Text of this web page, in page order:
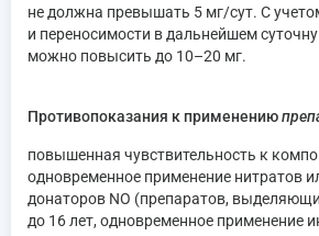
не должна превышать 5 мг/сут. С
и переносимости в дальнейшем
можно повысить до 10–20 мг.
Противопоказания к применению
повышенная чувствительность к
одновременное применение нитратов
донаторов NO (препаратов,
до 16 лет, одновременное применение